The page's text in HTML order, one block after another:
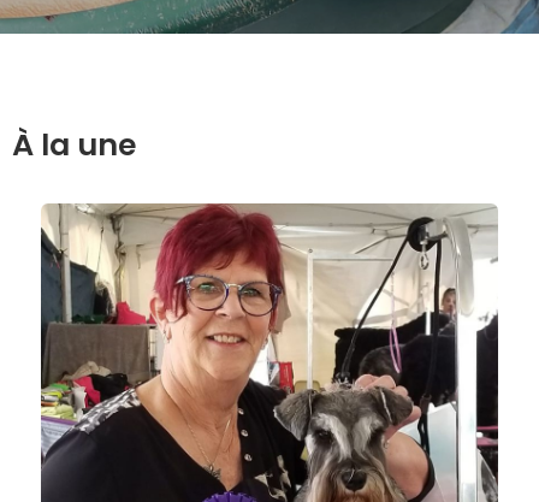
À la une